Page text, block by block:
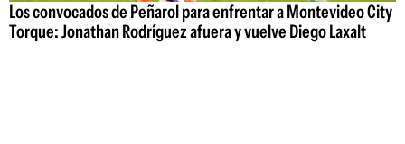
Los convocados de Peñarol para enfrentar a Montevideo City
Torque: Jonathan Rodríguez afuera y vuelve Diego Laxalt